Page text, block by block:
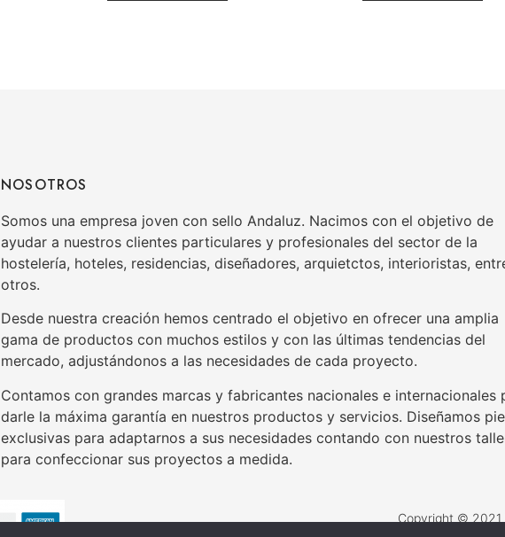
NOSOTROS
Somos una empresa joven con sello Andaluz. Nacimos con el objetivo de
ayudar a nuestros clientes particulares y profesionales del sector de la
hostelería, hoteles, residencias, diseñadores, arquietctos, interioristas,
otros.
Desde nuestra creación hemos centrado el objetivo en ofrecer una amplia
gama de productos con muchos estilos y con las últimas tendencias del
mercado, adjustándonos a las necesidades de cada proyecto.
Contamos con grandes marcas y fabricantes nacionales e internacionales
darle la máxima garantía en nuestros productos y servicios. Diseñamos
exclusivas para adaptarnos a sus necesidades contando con nuestros
para confeccionar sus proyectos a medida.
Copyright © 2021